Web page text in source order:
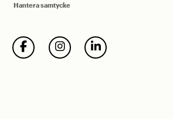
Hantera samtycke